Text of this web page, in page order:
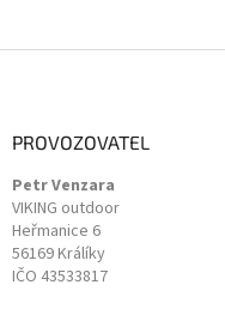
PROVOZOVATEL
Petr Venzara
VIKING outdoor
Heřmanice 6
56169 Králíky
IČO 43533817